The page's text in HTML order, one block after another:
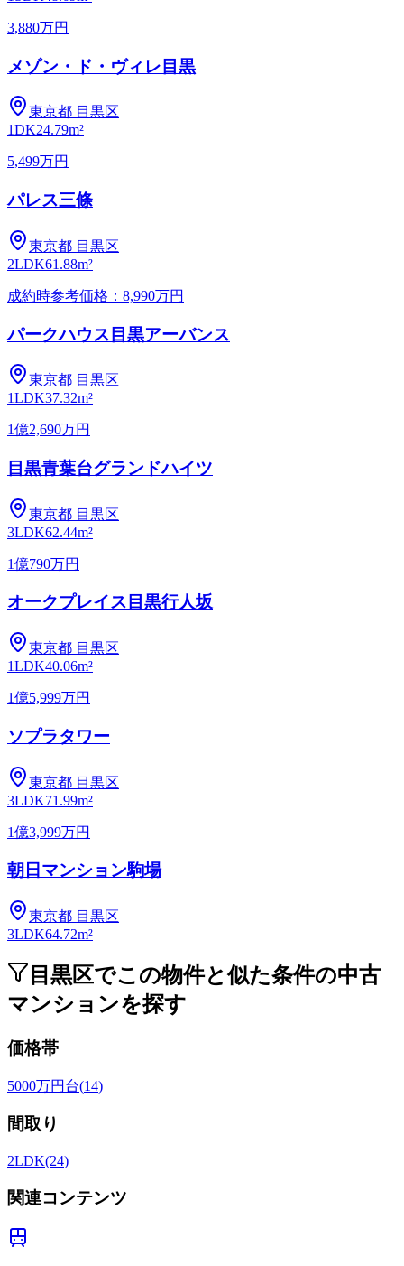
3,880万円
メゾン・ド・ヴィレ目黒
東京都 目黒区
1DK24.79m²
5,499万円
パレス三條
東京都 目黒区
2LDK61.88m²
成約時参考価格：8,990万円
パークハウス目黒アーバンス
東京都 目黒区
1LDK37.32m²
1億2,690万円
目黒青葉台グランドハイツ
東京都 目黒区
3LDK62.44m²
1億790万円
オークプレイス目黒行人坂
東京都 目黒区
1LDK40.06m²
1億5,999万円
ソプラタワー
東京都 目黒区
3LDK71.99m²
1億3,999万円
朝日マンション駒場
東京都 目黒区
3LDK64.72m²
目黒区でこの物件と似た条件の中古
マンションを探す
価格帯
5000万円台(14)
間取り
2LDK(24)
関連コンテンツ